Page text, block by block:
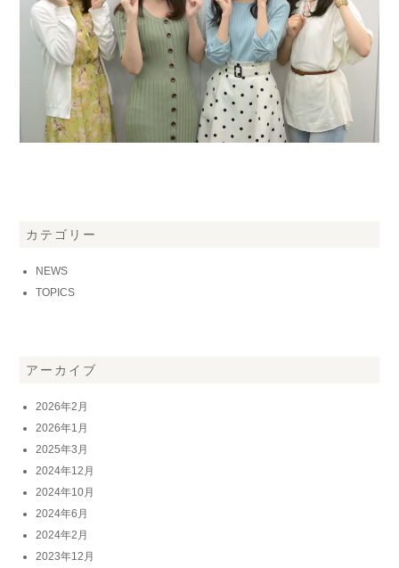
カテゴリー
NEWS
TOPICS
アーカイブ
2026年2月
2026年1月
2025年3月
2024年12月
2024年10月
2024年6月
2024年2月
2023年12月